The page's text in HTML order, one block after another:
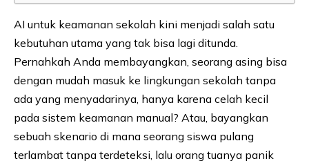
AI untuk keamanan sekolah kini menjadi salah satu
kebutuhan utama yang tak bisa lagi ditunda.
Pernahkah Anda membayangkan, seorang asing bisa
dengan mudah masuk ke lingkungan sekolah tanpa
ada yang menyadarinya, hanya karena celah kecil
pada sistem keamanan manual? Atau, bayangkan
sebuah skenario di mana seorang siswa pulang
terlambat tanpa terdeteksi, lalu orang tuanya panik